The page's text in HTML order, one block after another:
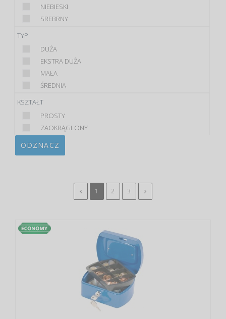
NIEBIESKI
SREBRNY
TYP
DUŻA
EKSTRA DUŻA
MAŁA
ŚREDNIA
KSZTAŁT
PROSTY
ZAOKRĄGLONY
ODZNACZ
1 2 3
dowolnym momencie wycofać.
Klauzula Informacyjna (rozwiń)